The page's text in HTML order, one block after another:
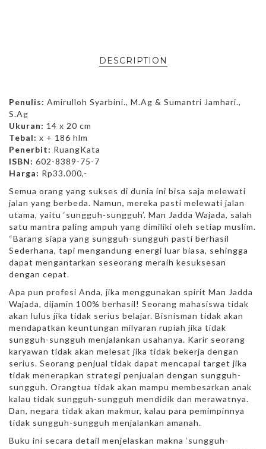
DESCRIPTION
Penulis: Amirulloh Syarbini., M.Ag & Sumantri Jamhari.,
S.Ag
Ukuran: 14 x 20 cm
Tebal: x + 186 hlm
Penerbit: RuangKata
ISBN: 602-8389-75-7
Harga: Rp33.000,-
Semua orang yang sukses di dunia ini bisa saja melewati
jalan yang berbeda. Namun, mereka pasti melewati jalan
utama, yaitu ‘sungguh-sungguh’. Man Jadda Wajada, salah
satu mantra paling ampuh yang dimiliki oleh setiap muslim.
“Barang siapa yang sungguh-sungguh pasti berhasil
Sederhana, tapi mengandung energi luar biasa, sehingga
dapat mengantarkan seseorang meraih kesuksesan
dengan cepat.
Apa pun profesi Anda, jika menggunakan spirit Man Jadda
Wajada, dijamin 100% berhasil! Seorang mahasiswa tidak
akan lulus jika tidak serius belajar. Bisnisman tidak akan
mendapatkan keuntungan milyaran rupiah jika tidak
sungguh-sungguh menjalankan usahanya. Karir seorang
karyawan tidak akan melesat jika tidak bekerja dengan
serius. Seorang penjual tidak dapat mencapai target jika
tidak menerapkan strategi penjualan dengan sungguh-
sungguh. Orangtua tidak akan mampu membesarkan anak
kalau tidak sungguh-sungguh mendidik dan merawatnya.
Dan, negara tidak akan makmur, kalau para pemimpinnya
tidak sungguh-sungguh menjalankan amanah.
Buku ini secara detail menjelaskan makna ‘sungguh-